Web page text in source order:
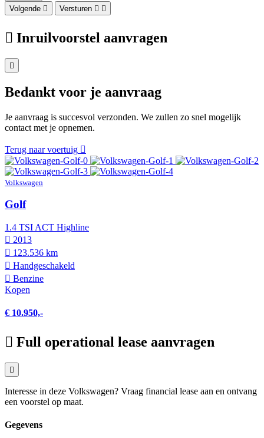
Volgende
Versturen
Inruilvoorstel aanvragen
Bedankt voor je aanvraag
Je aanvraag is succesvol verzonden. We zullen zo snel mogelijk
contact met je opnemen.
Terug naar voertuig
Volkswagen
Golf
1.4 TSI ACT Highline
2013
123.536 km
Hand­geschakeld
Benzine
Kopen
€ 10.950,-
Full operational lease aanvragen
Interesse in deze Volkswagen? Vraag financial lease aan en ontvang
een voorstel op maat.
Gegevens